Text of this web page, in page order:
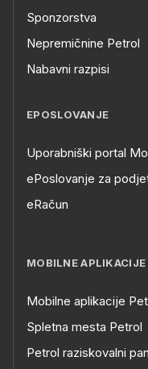
Sponzorstva
Nepremičnine Petrol
Nabavni razpisi
EPOSLOVANJE
Uporabniški portal
ePoslovanje za
eRačun
MOBILNE
Mobilne aplikacije
Spletna mesta Petrol
Petrol raziskovalni